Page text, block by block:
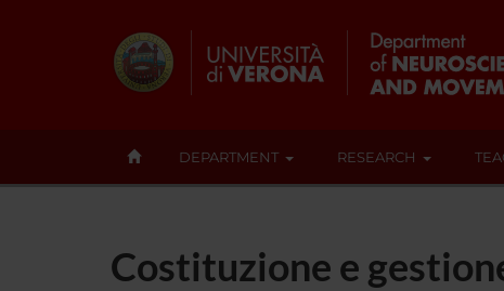
DEPARTMENT RESEARCH
Costituzione e